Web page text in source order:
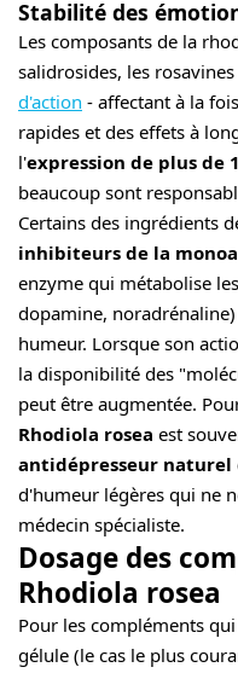
Stabilité des
Les composants de la
salidrosides, les
d'action - affectant à la
rapides et des effets à
l'expression de plus de
beaucoup sont
Certains des ingrédients
inhibiteurs de la
enzyme qui métabolise
dopamine,
humeur. Lorsque son
la disponibilité des
peut être augmentée.
Rhodiola rosea est
antidépresseur naturel
d'humeur légères qui ne
médecin spécialiste.
Dosage des
Rhodiola rosea
Pour les compléments
gélule (le cas le plus